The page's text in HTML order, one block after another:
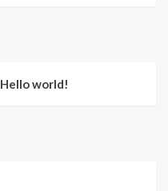
Hello world!